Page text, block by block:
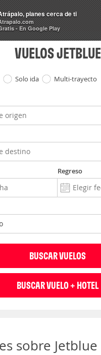
VUELOS JETBLUE
Solo ida Multi-trayecto
Regreso
BUSCAR VUELOS
BUSCAR VUELO + HOTEL
sobre Jetblue
planes cerca de ti
- En Google Play